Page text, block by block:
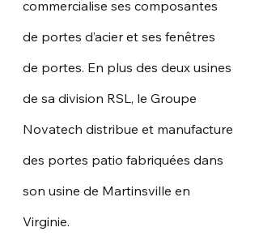
commercialise ses composantes
de portes d’acier et ses fenêtres
de portes. En plus des deux usines
de sa division RSL, le Groupe
Novatech distribue et manufacture
des portes patio fabriquées dans
son usine de Martinsville en
Virginie.